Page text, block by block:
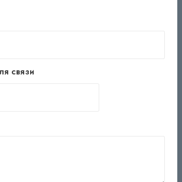
связи